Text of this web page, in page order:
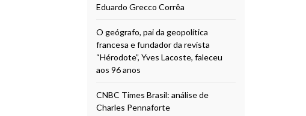
Eduardo Grecco Corrêa
O geógrafo, pai da geopolítica
francesa e fundador da revista
“Hérodote”, Yves Lacoste, faleceu
aos 96 anos
CNBC Times Brasil: análise de
Charles Pennaforte